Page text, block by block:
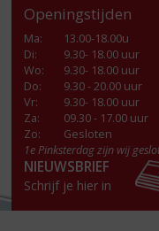
Openingstijden
Ma:
13.00-18.00u
Di:
9.30- 18.00 uur
Wo:
9.30- 18.00 uur
Do:
9.30 - 20.00 uur
Vr:
9.30- 18.00 uur
Za:
09.30 - 17.00 uur
Zo:
Gesloten
1e Pinksterdag zijn wij
NIEUWSBRIEF
Schrijf je hier in